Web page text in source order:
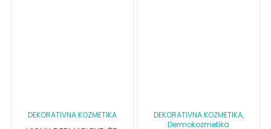
DEKORATIVNA KOZMETIKA DEKORATIVNA KOZMETIKA,
Dermokozmetika